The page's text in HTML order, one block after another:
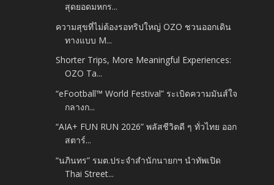
สุดยอดมหกร...
ความสุขที่ไม่ต้องรอทริปใหญ่ OZO ชวนออกเดิน
ทางแบบ M...
Shorter Trips, More Meaningful Experiences:
OZO Ta...
“eFootball™ World Festival” ระเบิดความมันส์ใจ
กลางก...
“AIA+ FUN RUN 2026” พลัสชีวิตดี ๆ ทั่วไทย ออก
สตาร์...
“นภินทร” รมต.ประจำสำนักนายกฯ นำทัพเปิด
Thai Street...